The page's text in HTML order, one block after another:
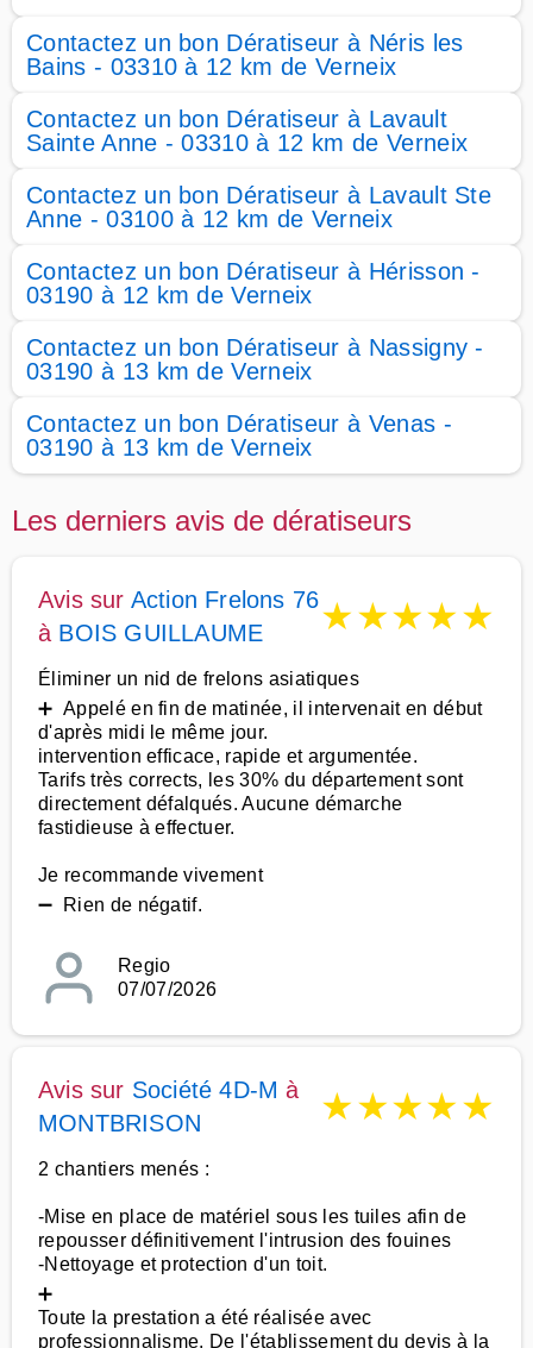
Contactez un bon Dératiseur à Néris les
Bains - 03310 à 12 km de Verneix
Contactez un bon Dératiseur à Lavault
Sainte Anne - 03310 à 12 km de Verneix
Contactez un bon Dératiseur à Lavault Ste
Anne - 03100 à 12 km de Verneix
Contactez un bon Dératiseur à Hérisson -
03190 à 12 km de Verneix
Contactez un bon Dératiseur à Nassigny -
03190 à 13 km de Verneix
Contactez un bon Dératiseur à Venas -
03190 à 13 km de Verneix
Les derniers avis de dératiseurs
Avis sur Action Frelons 76
à BOIS GUILLAUME ★★★★★
Éliminer un nid de frelons asiatiques
➕ Appelé en fin de matinée, il intervenait en début
d'après midi le même jour.
intervention efficace, rapide et argumentée.
Tarifs très corrects, les 30% du département sont
directement défalqués. Aucune démarche
fastidieuse à effectuer.
Je recommande vivement
➖ Rien de négatif.
Regio
07/07/2026
Avis sur Société 4D-M à
MONTBRISON
★★★★★
2 chantiers menés :
-Mise en place de matériel sous les tuiles afin de
repousser définitivement l'intrusion des fouines
-Nettoyage et protection d'un toit.
➕
Toute la prestation a été réalisée avec
professionnalisme. De l'établissement du devis à la